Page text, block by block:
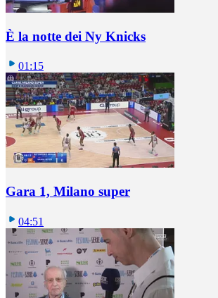
È la notte dei Ny Knicks
01:15
Gara 1, Milano super
04:51